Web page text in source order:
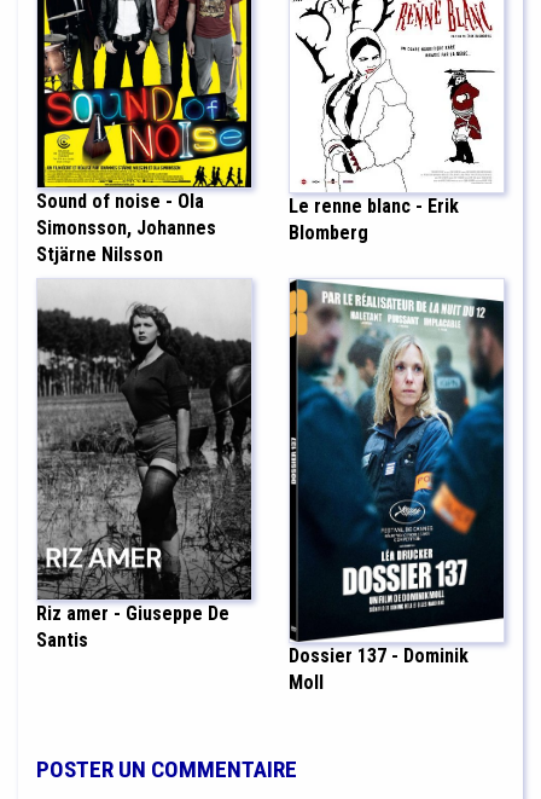
Sound of noise - Ola
Simonsson, Johannes
Stjärne Nilsson
Le renne blanc - Erik
Blomberg
Riz amer - Giuseppe De
Santis
Dossier 137 - Dominik
Moll
POSTER UN COMMENTAIRE